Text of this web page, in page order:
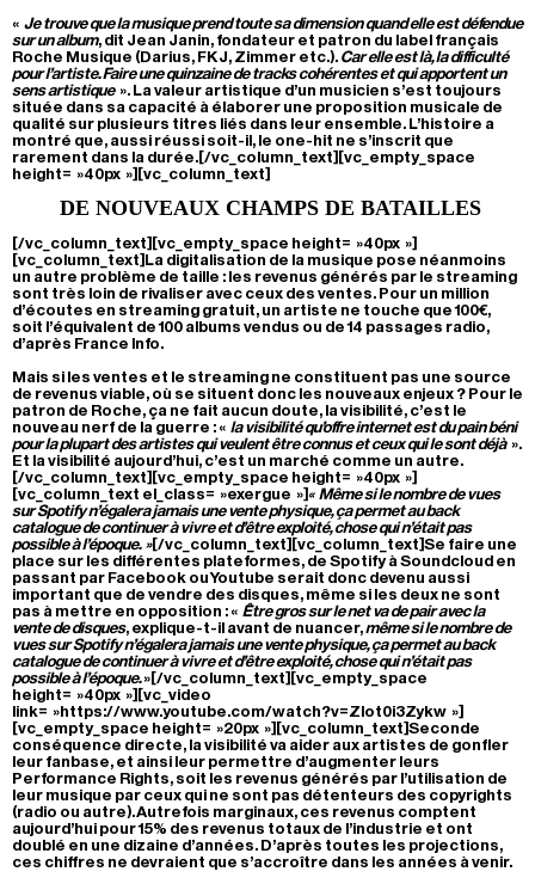
« Je trouve que la musique prend toute sa dimension quand elle est défendue
sur un album, dit Jean Janin, fondateur et patron du label français
Roche Musique (Darius, FKJ, Zimmer etc.). Car elle est là, la difficulté
pour l’artiste. Faire une quinzaine de tracks cohérentes et qui apportent un
sens artistique». La valeur artistique d’un musicien s’est toujours
située dans sa capacité à élaborer une proposition musicale de
qualité sur plusieurs titres liés dans leur ensemble. L’histoire a
montré que, aussi réussi soit-il, le one-hit ne s’inscrit que
rarement dans la durée.[/vc_column_text][vc_empty_space
height= »40px »][vc_column_text]
DE NOUVEAUX CHAMPS DE BATAILLES
[/vc_column_text][vc_empty_space height= »40px »]
[vc_column_text]La digitalisation de la musique pose néanmoins
un autre problème de taille : les revenus générés par le streaming
sont très loin de rivaliser avec ceux des ventes. Pour un million
d’écoutes en streaming gratuit, un artiste ne touche que 100€,
soit l’équivalent de 100 albums vendus ou de 14 passages radio,
d’après France Info.
Mais si les ventes et le streaming ne constituent pas une source
de revenus viable, où se situent donc les nouveaux enjeux ? Pour le
patron de Roche, ça ne fait aucun doute, la visibilité, c’est le
nouveau nerf de la guerre : « la visibilité qu’offre internet est du pain béni
pour la plupart des artistes qui veulent être connus et ceux qui le sont déjà».
Et la visibilité aujourd’hui, c’est un marché comme un autre.
[/vc_column_text][vc_empty_space height= »40px »]
[vc_column_text el_class= »exergue »] « Même si le nombre de vues
sur Spotify n’égalera jamais une vente physique, ça permet au back
catalogue de continuer à vivre et d’être exploité, chose qui n’était pas
possible à l’époque. »[/vc_column_text][vc_column_text]Se faire une
place sur les différentes plateformes, de Spotify à Soundcloud en
passant par Facebook ou Youtube serait donc devenu aussi
important que de vendre des disques, même si les deux ne sont
pas à mettre en opposition : « Être gros sur le net va de pair avec la
vente de disques, explique-t-il avant de nuancer,même si le nombre de
vues sur Spotify n’égalera jamais une vente physique, ça permet au back
catalogue de continuer à vivre et d’être exploité, chose qui n’était pas
possible à l’époque.»[/vc_column_text][vc_empty_space
height= »40px »][vc_video
link= »https://www.youtube.com/watch?v=Zlot0i3Zykw »]
[vc_empty_space height= »20px »][vc_column_text]Seconde
conséquence directe, la visibilité va aider aux artistes de gonfler
leur fanbase, et ainsi leur permettre d’augmenter leurs
Performance Rights, soit les revenus générés par l’utilisation de
leur musique par ceux qui ne sont pas détenteurs des copyrights
(radio ou autre). Autrefois marginaux, ces revenus comptent
aujourd’hui pour 15% des revenus totaux de l’industrie et ont
doublé en une dizaine d’années. D’après toutes les projections,
ces chiffres ne devraient que s’accroître dans les années à venir.